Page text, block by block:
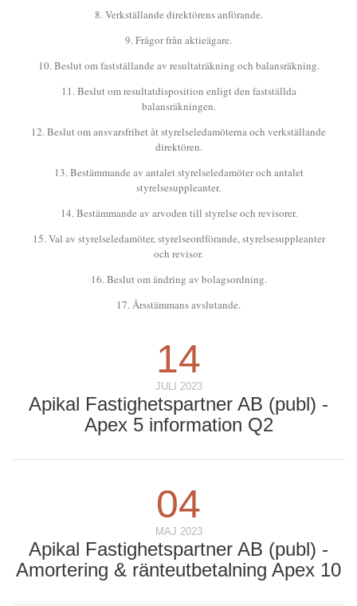
14
JULI 2023
Apikal Fastighetspartner AB (publ) -
Apex 5 information Q2
04
MAJ 2023
Apikal Fastighetspartner AB (publ) -
Amortering & ränteutbetalning Apex 10
8. Verkställande direktörens anförande.
9. Frågor från aktieägare.
10. Beslut om fastställande av resultaträkning och balansräkning.
11. Beslut om resultatdisposition enligt den fastställda
balansräkningen.
12. Beslut om ansvarsfrihet åt styrelseledamöterna och verkställande
direktören.
13. Bestämmande av antalet styrelseledamöter och antalet
styrelsesuppleanter.
14. Bestämmande av arvoden till styrelse och revisorer.
15. Val av styrelseledamöter, styrelseordförande, styrelsesuppleanter
och revisor.
16. Beslut om ändring av bolagsordning.
17. Årsstämmans avslutande.